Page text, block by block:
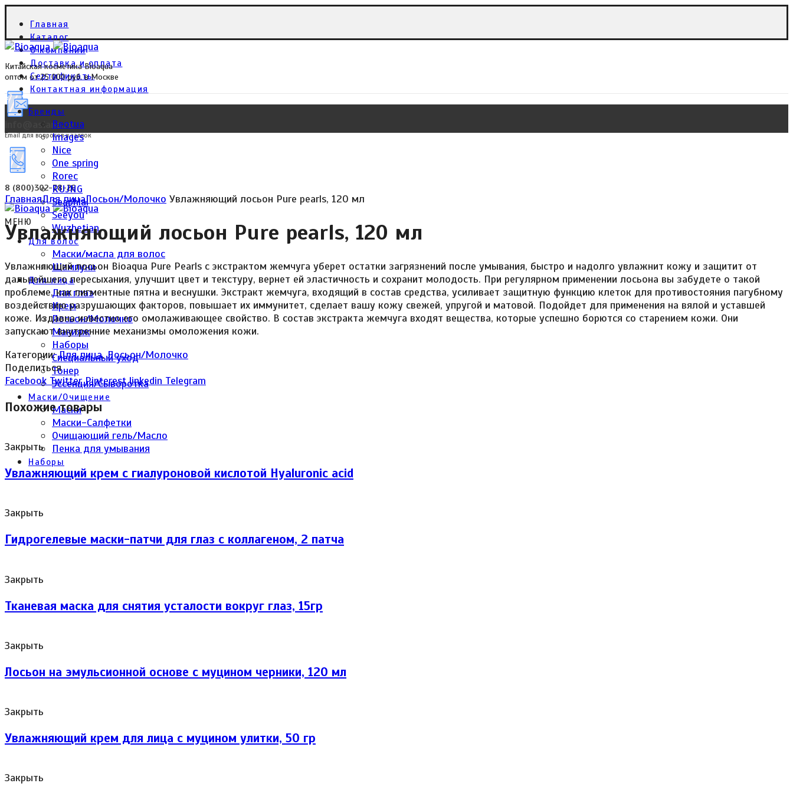
Главная
Каталог
О компании
Доставка и оплата
Сертификаты
Контактная информация
Китайская косметика Bioaqua
оптом от 25 000 руб. в Москве
info@asiana.ru
Email для вопросов и заявок
8 (800)302-78-26
МЕНЮ
Бренды
Beotua
Images
Nice
One spring
Rorec
RUJNG
Seaphlai
Seeyou
Wuzhetian
Для волос
Маски/масла для волос
Шампуни
Для лица
Для глаз
Крем
Лосьон/Молочко
Макияж
Наборы
Специальный уход
Тонер
Эссенция/Сыворотка
Маски/Очищение
Маски
Маски-Салфетки
Очищающий гель/Масло
Пенка для умывания
Наборы
Click to enlarge
ГлавнаяДля лицаЛосьон/Молочко Увлажняющий лосьон Pure pearls, 120 мл
Увлажняющий лосьон Pure pearls, 120 мл
Увлажняющий лосьон Bioaqua Pure Pearls с экстрактом жемчуга уберет остатки загрязнений после умывания, быстро и надолго увлажнит кожу и защитит от
дальнейшего пересыхания, улучшит цвет и текстуру, вернет ей эластичность и сохранит молодость. При регулярном применении лосьона вы забудете о такой
проблеме, как пигментные пятна и веснушки. Экстракт жемчуга, входящий в состав средства, усиливает защитную функцию клеток для противостояния пагубному
воздействию разрушающих факторов, повышает их иммунитет, сделает вашу кожу свежей, упругой и матовой. Подойдет для применения на вялой и уставшей
коже. Издавна известно его омолаживающее свойство. В состав экстракта жемчуга входят вещества, которые успешно борются со старением кожи. Они
запускают внутренние механизмы омоложения кожи.
Категории:Для лица, Лосьон/Молочко
Поделиться
Facebook Twitter Pinterest linkedin Telegram
Похожие товары
Закрыть
Увлажняющий крем с гиалуроновой кислотой Hyaluronic acid
Закрыть
Гидрогелевые маски-патчи для глаз с коллагеном, 2 патча
Закрыть
Тканевая маска для снятия усталости вокруг глаз, 15гр
Закрыть
Лосьон на эмульсионной основе с муцином черники, 120 мл
Закрыть
Увлажняющий крем для лица с муцином улитки, 50 гр
Закрыть